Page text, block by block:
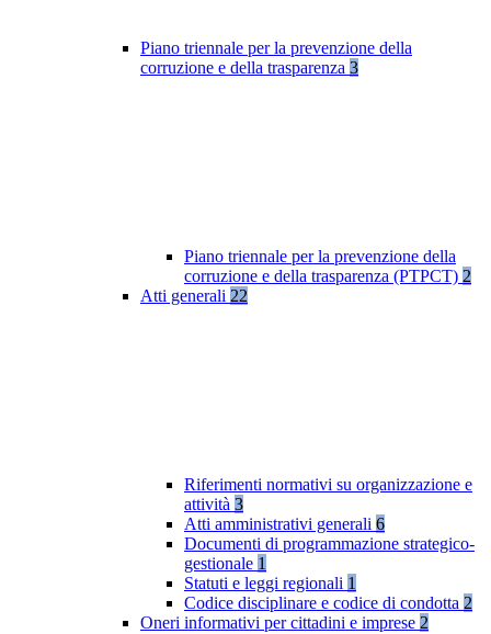
Piano triennale per la prevenzione della
corruzione e della trasparenza 3
Piano triennale per la prevenzione della
corruzione e della trasparenza (PTPCT) 2
Atti generali 22
Riferimenti normativi su organizzazione e
attività 3
Atti amministrativi generali 6
Documenti di programmazione strategico-
gestionale 1
Statuti e leggi regionali 1
Codice disciplinare e codice di condotta 2
Oneri informativi per cittadini e imprese 2